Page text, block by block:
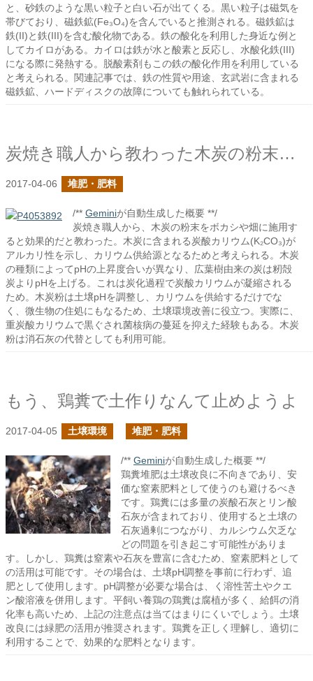
と、砂鉄のような黒い粒子と白い石が出てくる。黒い粒子は磁気を
帯びており、磁鉄鉱(Fe₃O₄)を含んでいると推測される。磁鉄鉱は
鉄(II)と鉄(III)を含む酸化物である。鉄の酸化を利用した身近な例と
してカイロがある。カイロは鉄が水と酸素と反応し、水酸化鉄(III)
になる際に発熱する。脱酸素剤もこの鉄の酸化作用を利用している
と考えられる。関連記事では、鉄の性質や用途、玄武岩に含まれる
磁鉄鉱、ハードディスクの故障についても触れられている。
炭焼き職人から教わった木炭の粉末のこと
2017-04-06 堆肥・肥料
/** Geminiが自動生成した概要 **/
炭焼き職人から、木炭の粉末をボカシや畑に施用す
ると効果的だと教わった。木炭に含まれる炭酸カリウム(K₂CO₃)が
アルカリ性を示し、カリウム供給源となるためと考えられる。木炭
の種類によってpHの上昇度合いが異なり、広葉樹由来の炭は籾殻
炭よりpHを上げる。これは炭化過程で炭酸カリウムが凝縮される
ため。木炭粉は土壌pHを調整し、カリウムを供給するだけでな
く、微生物の住処にもなるため、土壌環境改善に役立つ。実際に、
重炭酸カリウムで黒ぐされ菌核病の蔓延を抑えた経験もある。木炭
粉は消石灰の代替としても利用可能。
もう、鶏糞で土作りなんて止めようよ
2017-04-05 土壌環境 堆肥・肥料
/** Geminiが自動生成した概要 **/
鶏糞堆肥は土壌改良に不向きであり、安
価な窒素肥料として使うのも避けるべき
です。鶏糞には多量の炭酸石灰とリン酸
石灰が含まれており、使用すると土壌の
石灰過剰につながり、カルシウム欠乏な
どの問題を引き起こす可能性がありま
す。しかし、鶏糞は窒素や石灰を豊富に含むため、窒素肥料として
の活用は可能です。その場合は、土壌pH調整を事前に行わず、追
肥として使用します。pH調整が必要な場合は、く溶性苦土やクエ
ン酸溶液を併用します。平飼い養鶏の鶏糞は腐植が多く、給餌の消
化率も高いため、上記の注意点は当てはまりにくいでしょう。土壌
改良には緑肥の活用が推奨されます。鶏糞を正しく理解し、適切に
利用することで、効果的な肥料となります。